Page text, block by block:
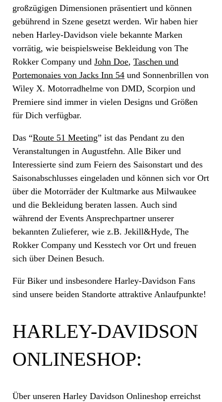
großzügigen Dimensionen präsentiert und können
gebührend in Szene gesetzt werden. Wir haben hier
neben Harley-Davidson viele bekannte Marken
vorrätig, wie beispielsweise Bekleidung von The
Rokker Company undJohn Doe,Taschen und
Portemonaies von Jacks Inn 54 und Sonnenbrillen von
Wiley X. Motorradhelme von DMD, Scorpion und
Premiere sind immer in vielen Designs und Größen
für Dich verfügbar.
Das “Route 51 Meeting” ist das Pendant zu den
Veranstaltungen in Augustfehn. Alle Biker und
Interessierte sind zum Feiern des Saisonstart und des
Saisonabschlusses eingeladen und können sich vor Ort
über die Motorräder der Kultmarke aus Milwaukee
und die Bekleidung beraten lassen. Auch sind
während der Events Ansprechpartner unserer
bekannten Zulieferer, wie z.B. Jekill&Hyde, The
Rokker Company und Kesstech vor Ort und freuen
sich über Deinen Besuch.
Für Biker und insbesondere Harley-Davidson Fans
sind unsere beiden Standorte attraktive Anlaufpunkte!
HARLEY-DAVIDSON
ONLINESHOP:
Über unseren Harley Davidson Onlineshop erreichst